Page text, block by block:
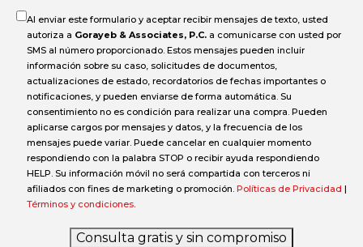
Al enviar este formulario y aceptar recibir mensajes de texto, usted
autoriza a Gorayeb & Associates, P.C. a comunicarse con usted por
SMS al número proporcionado. Estos mensajes pueden incluir
información sobre su caso, solicitudes de documentos,
actualizaciones de estado, recordatorios de fechas importantes o
notificaciones, y pueden enviarse de forma automática. Su
consentimiento no es condición para realizar una compra. Pueden
aplicarse cargos por mensajes y datos, y la frecuencia de los
mensajes puede variar. Puede cancelar en cualquier momento
respondiendo con la palabra STOP o recibir ayuda respondiendo
HELP. Su información móvil no será compartida con terceros ni
afiliados con fines de marketing o promoción. Políticas de Privacidad |
Términos y condiciones.
Consulta gratis y sin compromiso